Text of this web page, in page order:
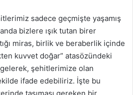
sadece geçmişte yaşamış
bizlere ışık tutan birer
miras, birlik ve beraberlik içinde
kuvvet doğar” atasözündeki
şehitlerimize olan
ifade edebiliriz. İşte bu